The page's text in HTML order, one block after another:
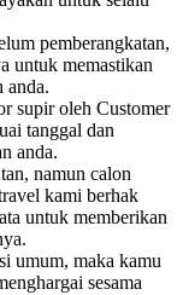
pemberangkatan,
untuk memastikan
anda.
supir oleh Customer
tanggal dan
anda.
namun calon
kami berhak
untuk memberikan
umum, maka kamu
sesama